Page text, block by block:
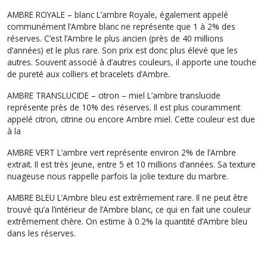
AMBRE ROYALE – blanc L’ambre Royale, également appelé
communément l’Ambre blanc ne représente que 1 à 2% des
réserves. C’est l’Ambre le plus ancien (près de 40 millions
d’années) et le plus rare. Son prix est donc plus élevé que les
autres. Souvent associé à d’autres couleurs, il apporte une touche
de pureté aux colliers et bracelets d’Ambre.
AMBRE TRANSLUCIDE – citron – miel L’ambre translucide
représente près de 10% des réserves. Il est plus couramment
appelé citron, citrine ou encore Ambre miel. Cette couleur est due
à la
AMBRE VERT L’ambre vert représente environ 2% de l’Ambre
extrait. Il est très jeune, entre 5 et 10 millions d’années. Sa texture
nuageuse nous rappelle parfois la jolie texture du marbre.
AMBRE BLEU L’Ambre bleu est extrêmement rare. Il ne peut être
trouvé qu’a l’intérieur de l’Ambre blanc, ce qui en fait une couleur
extrêmement chère. On estime à 0.2% la quantité d’Ambre bleu
dans les réserves.